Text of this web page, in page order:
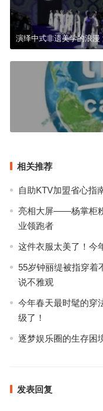
演绎中式非遗美学的浪
相关推荐
自助KTV加盟省心指
亮相大屏——杨掌柜
业领跑者
这件衣服太美了！今
55岁钟丽缇被指穿着
说不雅观
今年春天最时髦的穿
级了！
逐梦娱乐圈的生存困
发表回复